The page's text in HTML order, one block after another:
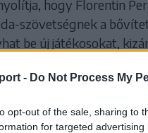
- Do Not Process My
opt-out of the sale, sharing to
for targeted
hogy Florentin
szövetségnek a
be új játékosokat,
KC-ban,